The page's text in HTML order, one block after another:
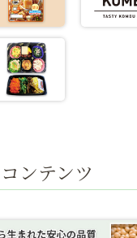
ンテンツ